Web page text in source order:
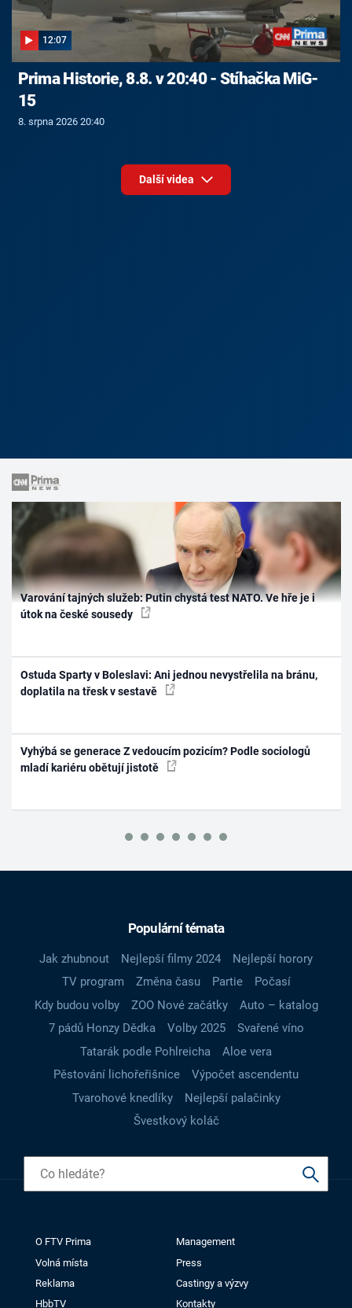
12:07
Prima Historie, 8.8. v 20:40 - Stíhačka MiG-
15
8. srpna 2026 20:40
Další videa
Varování tajných služeb: Putin chystá test NATO. Ve hře je i
útok na české sousedy
Ostuda Sparty v Boleslavi: Ani jednou nevystřelila na bránu,
doplatila na třesk v sestavě
Vyhýbá se generace Z vedoucím pozicím? Podle sociologů
mladí kariéru obětují jistotě
Populární témata
Jak zhubnout Nejlepší filmy 2024
Nejlepší horory
TV program
Změna času Partie
Počasí
Kdy budou volby
ZOO Nové začátky
Auto – katalog
7 pádů Honzy Dědka
Volby 2025
Svařené víno
Tatarák podle Pohlreicha
Aloe vera
Pěstování lichořeřišnice
Výpočet ascendentu
Tvarohové knedlíky
Nejlepší palačinky
Švestkový koláč
O FTV Prima
Management
Volná místa
Press
Reklama
Castingy a výzvy
HbbTV
Kontakty